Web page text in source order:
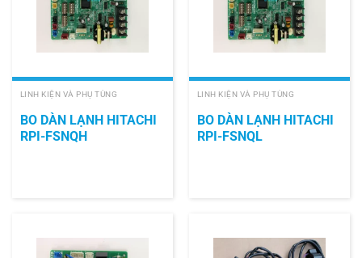
LINH KIỆN VÀ PHỤ TÙNG
BO DÀN LẠNH HITACHI
RPI-FSNQH
LINH KIỆN VÀ PHỤ TÙNG
BO DÀN LẠNH HITACHI
RPI-FSNQL